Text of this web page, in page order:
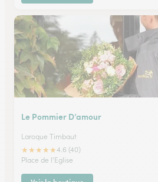
Le Pommier D’amour
Laroque Timbaut
★★★★★4.6 (40)
Place de l'Eglise